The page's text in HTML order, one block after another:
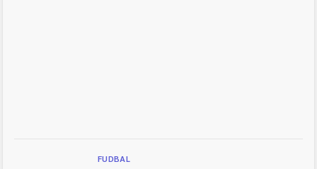
FUDBAL